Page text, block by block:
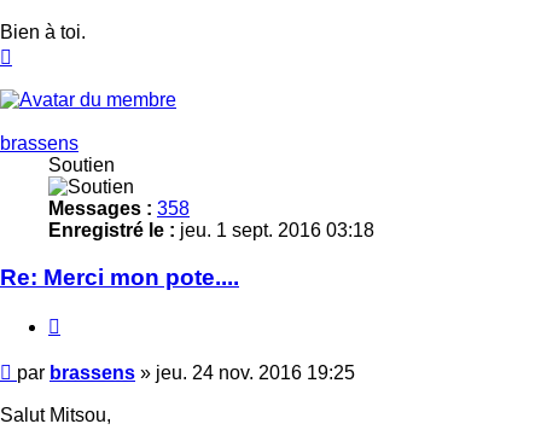
Bien à toi.
brassens
Soutien
Messages : 358
Enregistré le : jeu. 1 sept. 2016 03:18
Re: Merci mon pote....
Message
par brassens » jeu. 24 nov. 2016 19:25
Salut Mitsou,